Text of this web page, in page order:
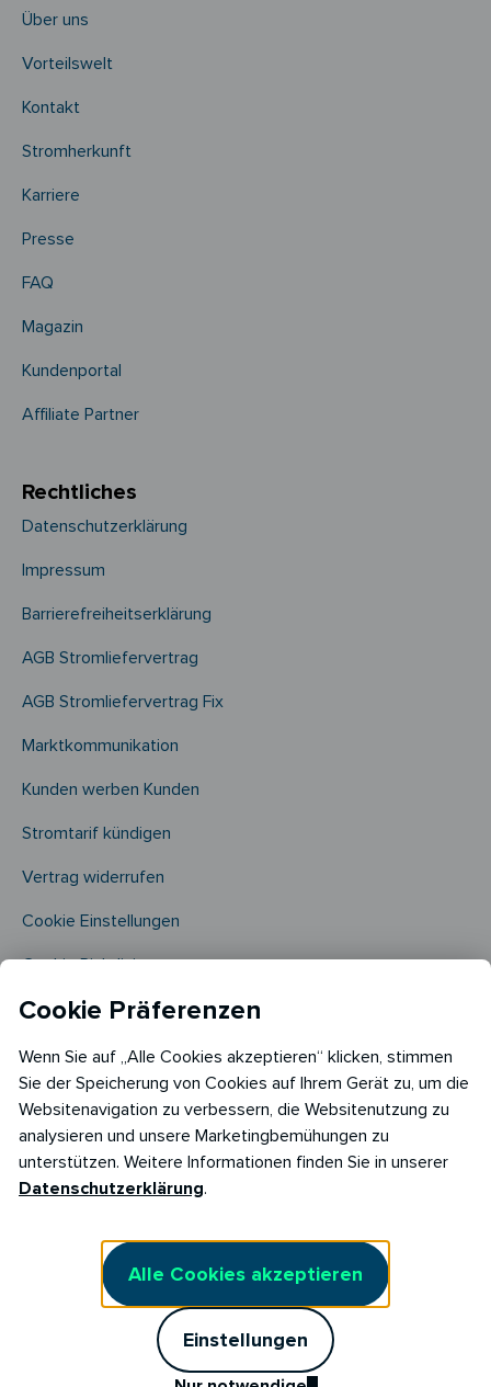
Über uns
Vorteilswelt
Kontakt
Stromherkunft
Karriere
Presse
FAQ
Magazin
Kundenportal
Affiliate Partner
Rechtliches
Datenschutzerklärung
Impressum
Barrierefreiheitserklärung
AGB Stromliefervertrag
AGB Stromliefervertrag Fix
Marktkommunikation
Kunden werben Kunden
Stromtarif kündigen
Vertrag widerrufen
Cookie Einstellungen
Cookie Richtlinie​
Copyright © 2026
RABOT Energy DE GmbH
Hopfenmarkt 33,
Cookie Präferenzen
Wenn Sie auf „Alle Cookies akzeptieren“ klicken, stimmen
Sie der Speicherung von Cookies auf Ihrem Gerät zu, um die
Websitenavigation zu verbessern, die Websitenutzung zu
analysieren und unsere Marketingbemühungen zu
unterstützen. Weitere Informationen finden Sie in unserer
Datenschutzerklärung.
Alle Cookies akzeptieren
Einstellungen